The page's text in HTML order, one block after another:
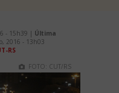
- 15h39 | Última
2016 - 13h03
RS
FOTO: CUT/RS